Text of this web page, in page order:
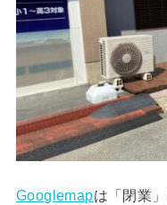
Googlemapは「閉業